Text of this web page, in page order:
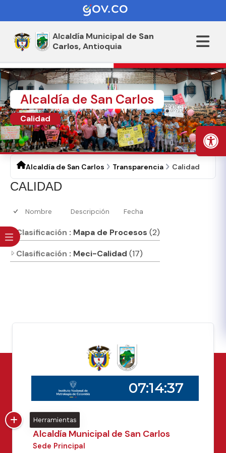
Alcaldía Municipal de San
Carlos,Antioquia
Alcaldía de San Carlos
Calidad
Alcaldía de San Carlos Transparencia Calidad
​CALIDAD​
Nombre Descripción Fecha
Clasificación : Mapa de Procesos (2)
Clasificación : Meci-Calidad (17)
Alcaldía Municipal de San Carlos
Sede Principal
Herramientas